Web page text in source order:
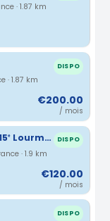
· 1.87 km
DISPO
· 1.87 km
€200.00
/ mois
🚗 Parking à louer – Paris 15ᵉ Lourmel ! Citadine DISPO
· 1.9 km
€120.00
/ mois
DISPO